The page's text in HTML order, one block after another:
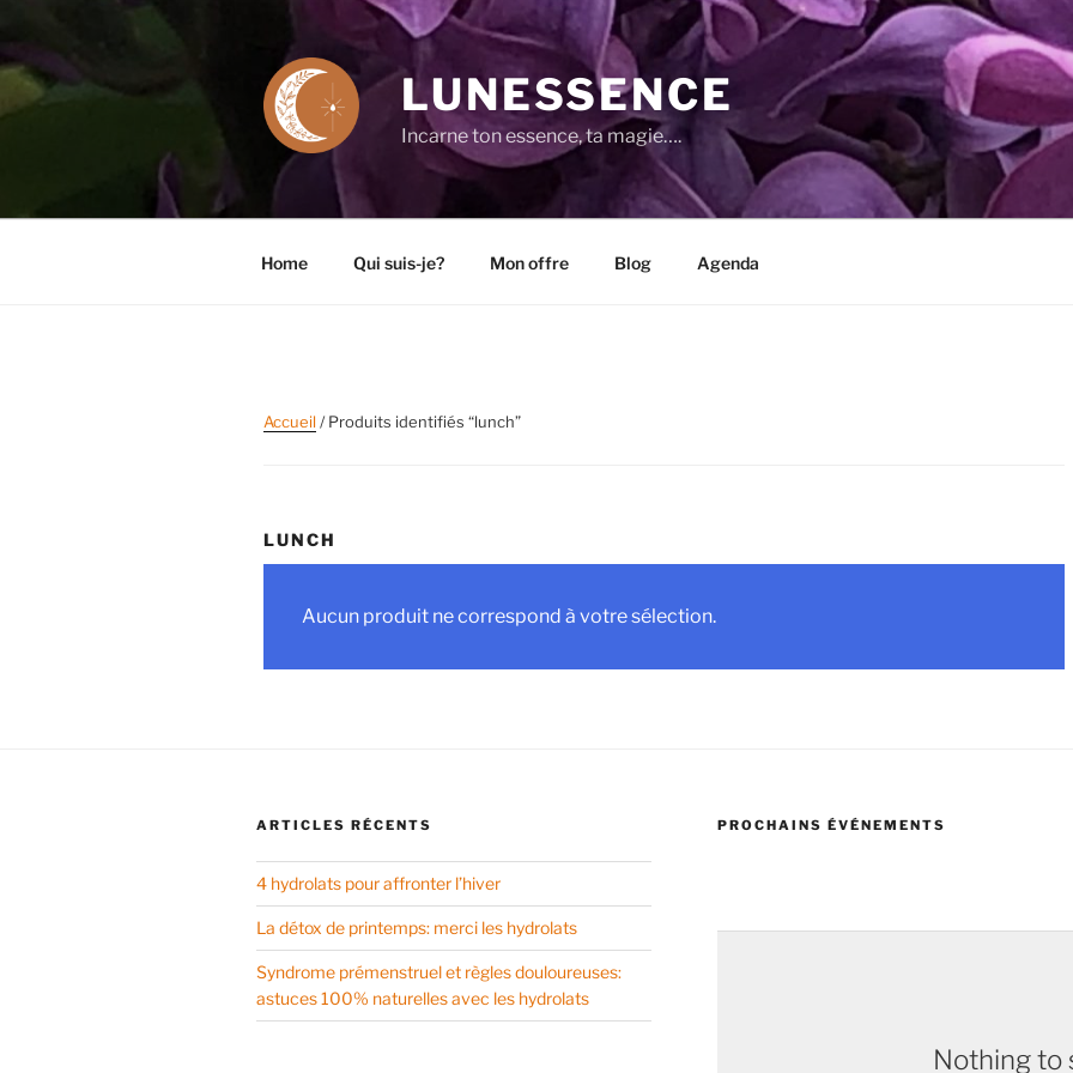
contenu
principal
LUNESSENCE
Incarne ton essence, ta magie….
Home Qui suis-je? Mon offre Blog Agenda
Accueil/ Produits identifiés “lunch”
LUNCH
Aucun produit ne correspond à votre sélection.
ARTICLES RÉCENTS
4 hydrolats pour affronter l’hiver
La détox de printemps: merci les hydrolats
Syndrome prémenstruel et règles douloureuses:
astuces 100% naturelles avec les hydrolats
PROCHAINS ÉVÉNEMENTS
Nothing to